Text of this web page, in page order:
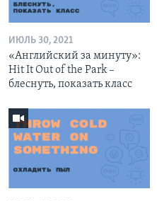
ИЮЛЬ 30, 2021
«Английский за минуту»:
Hit It Out of the Park –
блеснуть, показать класс